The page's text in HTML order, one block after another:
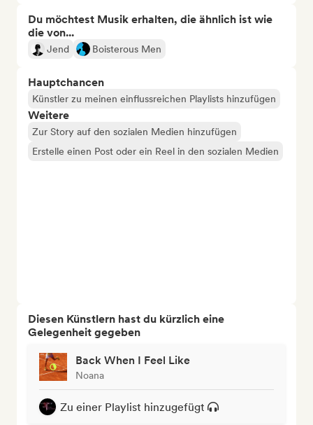
Du möchtest Musik erhalten, die ähnlich ist wie
die von...
Jend Boisterous Men
Hauptchancen
Künstler zu meinen einflussreichen Playlists hinzufügen
Weitere
Zur Story auf den sozialen Medien hinzufügen
Erstelle einen Post oder ein Reel in den sozialen Medien
Diesen Künstlern hast du kürzlich eine
Gelegenheit gegeben
Back When I Feel Like
Noana
Zu einer Playlist hinzugefügt